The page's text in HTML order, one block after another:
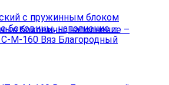
с пружинным блоком
боковины, наполнение –
М-160 Вяз Благородный